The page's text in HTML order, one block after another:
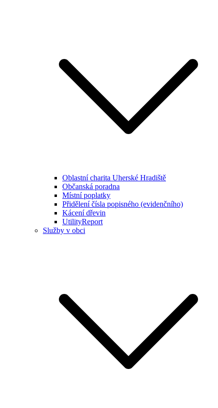
Oblastní charita Uherské Hradiště
Občanská poradna
Místní poplatky
Přidělení čísla popisného (evidenčního)
Kácení dřevin
UtilityReport
Služby v obci